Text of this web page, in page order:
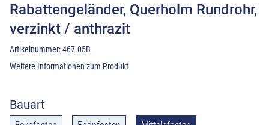
Rabattengeländer, Querholm Rundrohr,
verzinkt / anthrazit
Artikelnummer:467.05B
Weitere Informationen zum Produkt
Bauart